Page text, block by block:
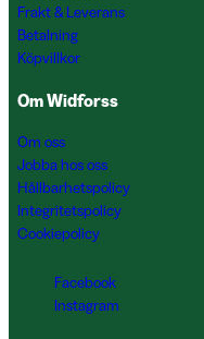
Frakt & Leverans
Betalning
Köpvillkor
Om Widforss
Om oss
Jobba hos oss
Hållbarhetspolicy
Integritetspolicy
Cookiepolicy
Facebook
Instagram